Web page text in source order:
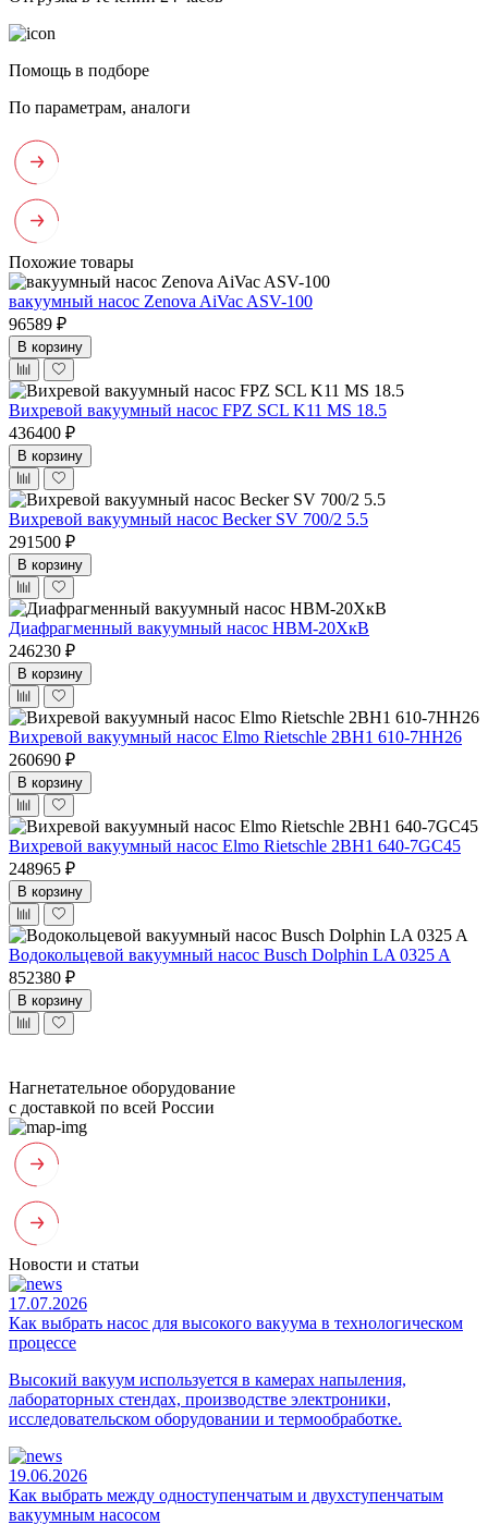
Помощь в подборе
По параметрам, аналоги
Похожие товары
вакуумный насос Zenova AiVac ASV-100
96589 ₽
В корзину
Вихревой вакуумный насос FPZ SCL K11 MS 18.5
436400 ₽
В корзину
Вихревой вакуумный насос Becker SV 700/2 5.5
291500 ₽
В корзину
Диафрагменный вакуумный насос НВМ-20ХкВ
246230 ₽
В корзину
Вихревой вакуумный насос Elmo Rietschle 2BH1 610-7HH26
260690 ₽
В корзину
Вихревой вакуумный насос Elmo Rietschle 2BH1 640-7GC45
248965 ₽
В корзину
Водокольцевой вакуумный насос Busch Dolphin LA 0325 A
852380 ₽
В корзину
Нагнетательное оборудование
с доставкой по всей России
Новости и статьи
17.07.2026
Как выбрать насос для высокого вакуума в технологическом
процессе
Высокий вакуум используется в камерах напыления,
лабораторных стендах, производстве электроники,
исследовательском оборудовании и термообработке.
19.06.2026
Как выбрать между одноступенчатым и двухступенчатым
вакуумным насосом